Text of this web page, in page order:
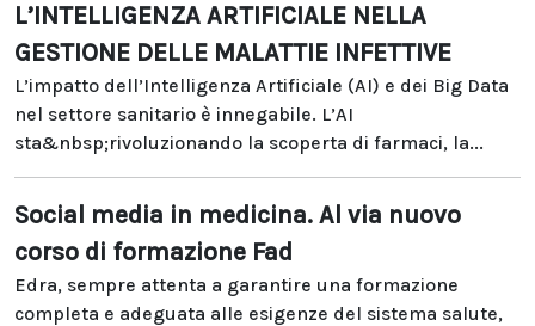
L’INTELLIGENZA ARTIFICIALE NELLA
GESTIONE DELLE MALATTIE INFETTIVE
L’impatto dell’Intelligenza Artificiale (AI) e dei Big Data
nel settore sanitario è innegabile. L’AI
sta&nbsp;rivoluzionando la scoperta di farmaci, la...
Social media in medicina. Al via nuovo
corso di formazione Fad
Edra, sempre attenta a garantire una formazione
completa e adeguata alle esigenze del sistema salute,